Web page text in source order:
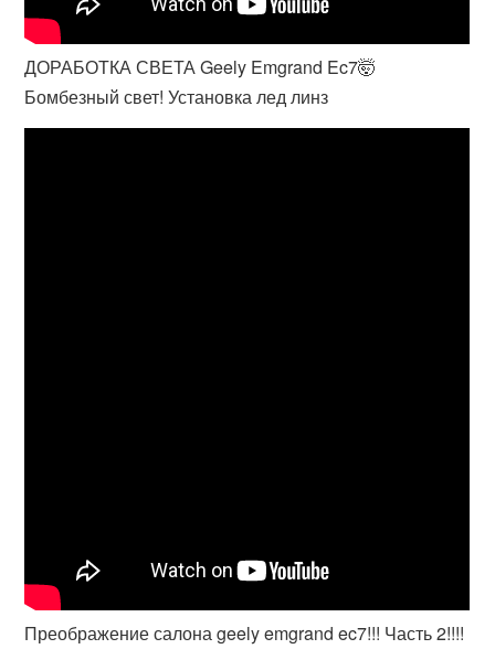
ДОРАБОТКА СВЕТА Geely Emgrand Ec7🤯
Бомбезный свет! Установка лед линз
Преображение салона geely emgrand ec7!!! Часть 2!!!!